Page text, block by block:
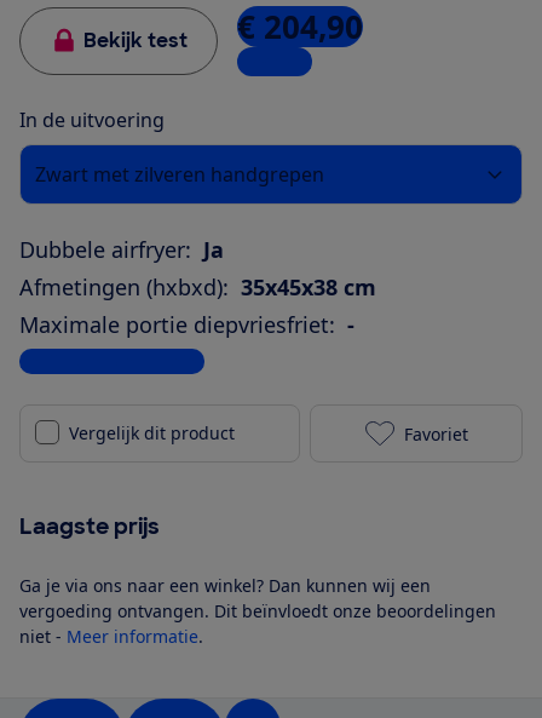
Bekijk test € 204,90
1 winkel
In de uitvoering
Zwart met zilveren handgrepen
Dubbele airfryer: Ja
Afmetingen (hxbxd): 35x45x38 cm
Maximale portie diepvriesfriet: -
Bekijk alle specificaties
Vergelijk dit product Philips
Favoriet
Laagste prijs
Ga je via ons naar een winkel? Dan kunnen wij een
vergoeding ontvangen. Dit beïnvloedt onze beoordelingen
niet - Meer informatie.